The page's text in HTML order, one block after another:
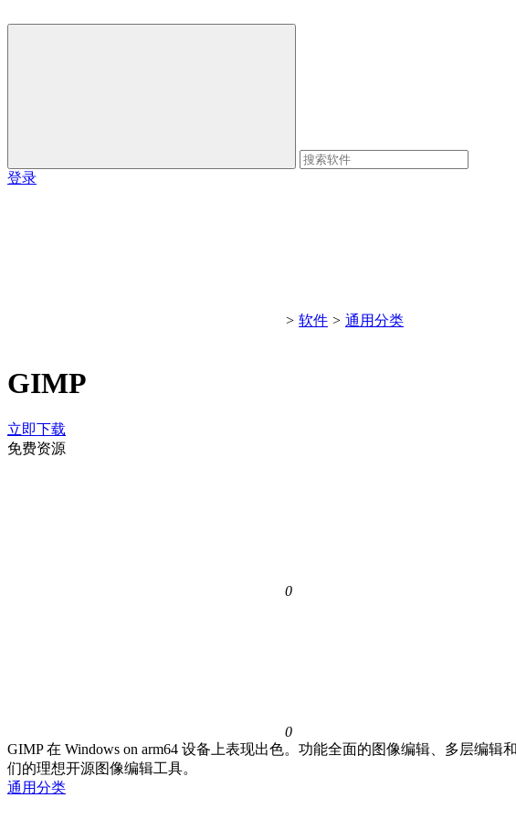
登录
> 软件 > 通用分类
GIMP
立即下载
免费资源
0
0
GIMP 在 Windows on arm64 设备上表现出色。功能全面的图像编辑、多层编
们的理想开源图像编辑工具。
通用分类